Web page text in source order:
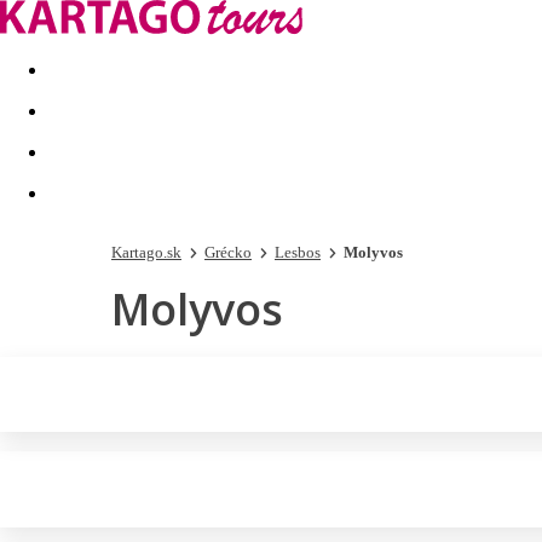
Last minute Dovolenkové kluby
Kartago.sk Grécko Lesbos Molyvos
Molyvos